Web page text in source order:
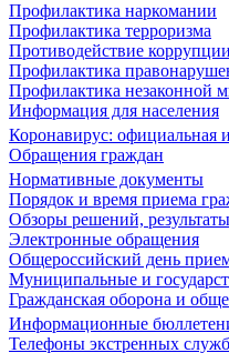
Профилактика наркомании
Профилактика терроризма
Противодействие коррупции
Профилактика
Профилактика незаконной
Информация для населения
Коронавирус: официальная
Обращения граждан
Нормативные документы
Порядок и время приема
Обзоры решений,
Электронные обращения
Общероссийский день
Муниципальные и
Гражданская оборона и
Информационные
Телефоны экстренных служб